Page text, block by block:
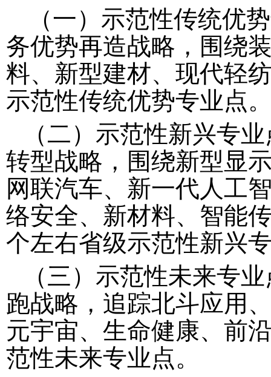
（一）示范性传统优
务优势再造战略，围绕
料、新型建材、现代轻
示范性传统优势专业点
（二）示范性新兴专
转型战略，围绕新型显
网联汽车、新一代人工
络安全、新材料、智能
个左右省级示范性新兴
（三）示范性未来专
跑战略，追踪北斗应用
元宇宙、生命健康、前
范性未来专业点。